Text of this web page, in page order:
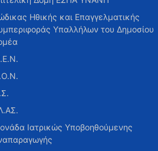
Ηθικής και Επαγγελματικής
Υπαλλήλων του Δημοσίου
Ιατρικώς Υποβοηθούμενης